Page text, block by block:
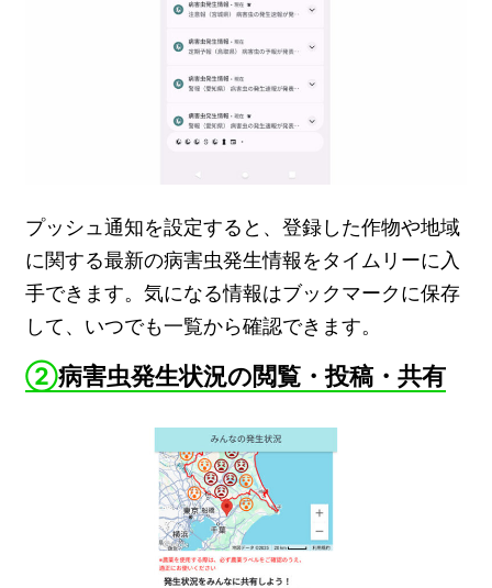
プッシュ通知を設定すると、登録した作物や地域
に関する最新の病害虫発生情報をタイムリーに入
手できます。気になる情報はブックマークに保存
して、いつでも一覧から確認できます。
②病害虫発生状況の閲覧・投稿・共有